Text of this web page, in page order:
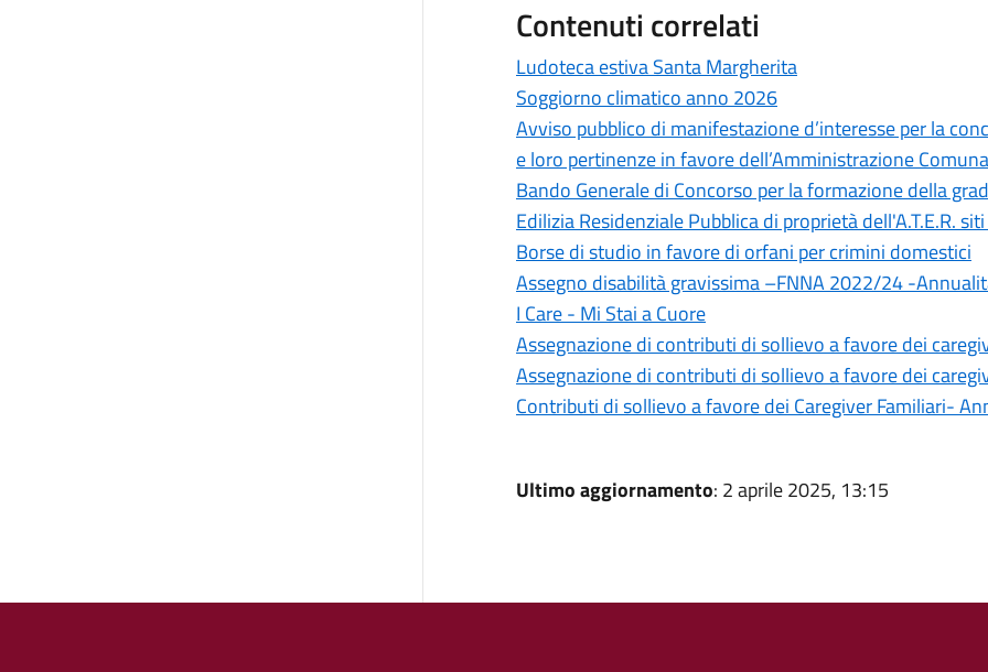
Contenuti correlati
Ludoteca estiva Santa Margherita
Soggiorno climatico anno 2026
Avviso pubblico di manifestazione d’interesse per la
e loro pertinenze in favore dell’Amministrazione
Bando Generale di Concorso per la formazione della
Edilizia Residenziale Pubblica di proprietà dell'A.T.E.R.
Borse di studio in favore di orfani per crimini domestici
Assegno disabilità gravissima –FNNA 2022/24 -
I Care - Mi Stai a Cuore
Assegnazione di contributi di sollievo a favore dei
Assegnazione di contributi di sollievo a favore dei
Contributi di sollievo a favore dei Caregiver Familiari-
Ultimo aggiornamento: 2 aprile 2025, 13:15